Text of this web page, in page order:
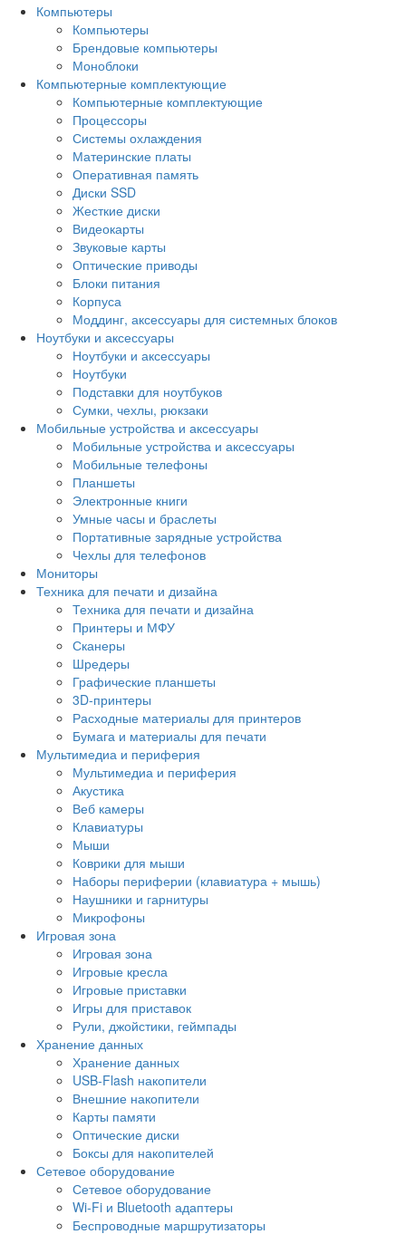
Компьютеры
Компьютеры
Брендовые компьютеры
Моноблоки
Компьютерные комплектующие
Компьютерные комплектующие
Процессоры
Системы охлаждения
Материнские платы
Оперативная память
Диски SSD
Жесткие диски
Видеокарты
Звуковые карты
Оптические приводы
Блоки питания
Корпуса
Моддинг, аксессуары для системных блоков
Ноутбуки и аксессуары
Ноутбуки и аксессуары
Ноутбуки
Подставки для ноутбуков
Сумки, чехлы, рюкзаки
Мобильные устройства и аксессуары
Мобильные устройства и аксессуары
Мобильные телефоны
Планшеты
Электронные книги
Умные часы и браслеты
Портативные зарядные устройства
Чехлы для телефонов
Мониторы
Техника для печати и дизайна
Техника для печати и дизайна
Принтеры и МФУ
Сканеры
Шредеры
Графические планшеты
3D-принтеры
Расходные материалы для принтеров
Бумага и материалы для печати
Мультимедиа и периферия
Мультимедиа и периферия
Акустика
Веб камеры
Клавиатуры
Мыши
Коврики для мыши
Наборы периферии (клавиатура + мышь)
Наушники и гарнитуры
Микрофоны
Игровая зона
Игровая зона
Игровые кресла
Игровые приставки
Игры для приставок
Рули, джойстики, геймпады
Хранение данных
Хранение данных
USB-Flash накопители
Внешние накопители
Карты памяти
Оптические диски
Боксы для накопителей
Сетевое оборудование
Сетевое оборудование
Wi-Fi и Bluetooth адаптеры
Беспроводные маршрутизаторы